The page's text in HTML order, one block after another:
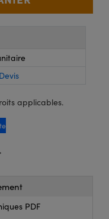
applicables.
PDF